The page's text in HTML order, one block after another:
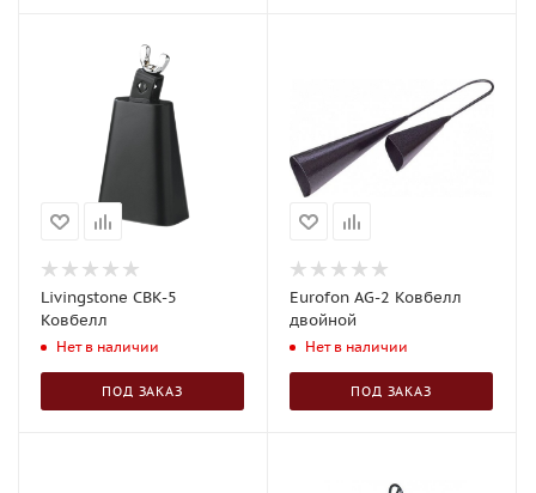
Livingstone CBK-5
Ковбелл
Нет в наличии
ПОД ЗАКАЗ
Eurofon AG-2 Ковбелл
двойной
Нет в наличии
ПОД ЗАКАЗ